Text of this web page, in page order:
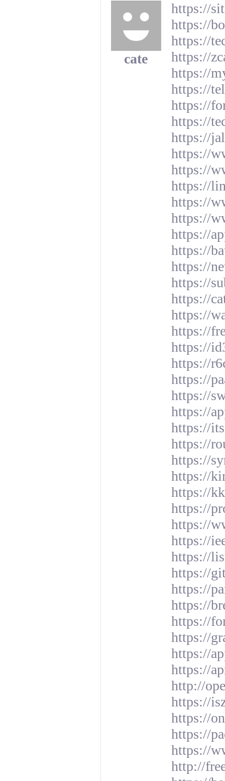
cate
https://
https://
https://
https://
https://
https://
https://
https://
https://
https://
https://
https://
https://
https://
https://
https://
https://
https://
https://
https://
https://
https://
https://
https://
https://
https://
https://
https://
https://
https://
https://
https://
https://
https://
https://
https://
https://
https://
https://
https://
https://
https://
http://
https://
https://
https://
https://
http://